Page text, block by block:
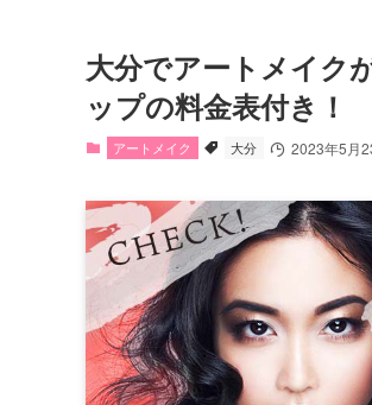
大分でアートメイク
ップの料金表付き！
アートメイク 大分 2023年5月